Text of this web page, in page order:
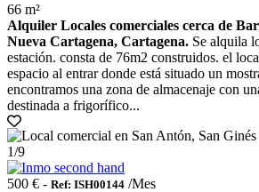
66 m²
Alquiler Locales comerciales cerca de
Nueva Cartagena, Cartagena. Se alquila
estación. consta de 76m2 construidos. el
espacio al entrar donde está situado un
encontramos una zona de almacenaje con
destinada a frigorífico...
1/9
500 € - Ref: ISH00144 /Mes